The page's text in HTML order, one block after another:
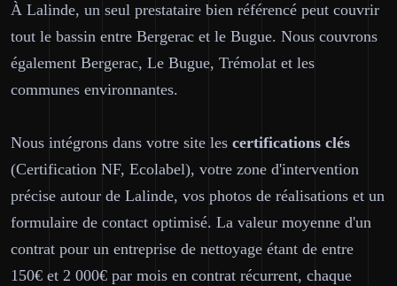
À Lalinde, un seul prestataire bien référencé peut couvrir
tout le bassin entre Bergerac et le Bugue. Nous couvrons
également Bergerac, Le Bugue, Trémolat et les
communes environnantes.
Nous intégrons dans votre site les certifications clés
(Certification NF, Ecolabel), votre zone d'intervention
précise autour de Lalinde, vos photos de réalisations et un
formulaire de contact optimisé. La valeur moyenne d'un
contrat pour un entreprise de nettoyage étant de entre
150€ et 2 000€ par mois en contrat récurrent, chaque